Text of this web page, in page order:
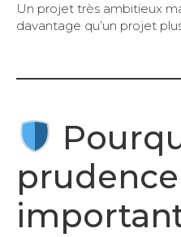
Un projet très ambitieux
davantage qu’un projet